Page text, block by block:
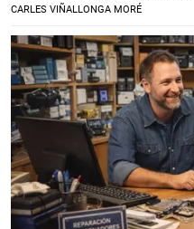
CARLES VIÑALLONGA MORÉ